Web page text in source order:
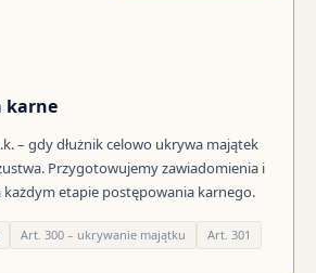
karne
– gdy dłużnik celowo ukrywa majątek
Przygotowujemy zawiadomienia i
etapie postępowania karnego.
Art. 300 – ukrywanie majątku Art. 301